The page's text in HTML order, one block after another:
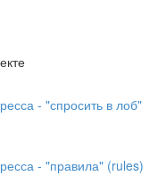
- "спросить в лоб"
- "правила" (rules)